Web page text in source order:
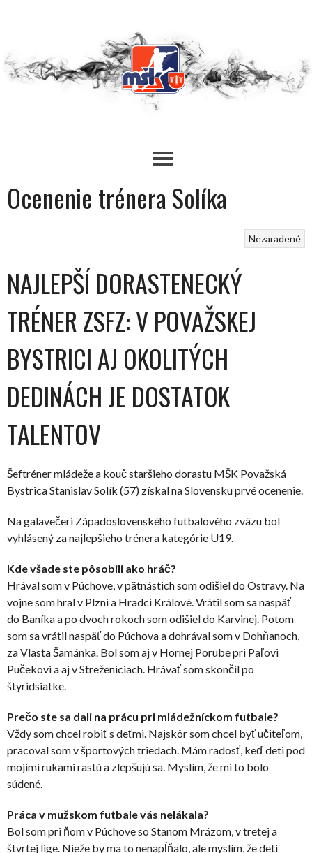
Ocenenie trénera Solíka
Nezaradené
NAJLEPŠÍ DORASTENECKÝ
TRÉNER ZSFZ: V POVAŽSKEJ
BYSTRICI AJ OKOLITÝCH
DEDINÁCH JE DOSTATOK
TALENTOV
Šeftréner mládeže a kouč staršieho dorastu MŠK Považská
Bystrica Stanislav Solík (57) získal na Slovensku prvé ocenenie.
Na galavečeri Západoslovenského futbalového zväzu bol
vyhlásený za najlepšieho trénera kategórie U19.
Kde všade ste pôsobili ako hráč?
Hrával som v Púchove, v pätnástich som odišiel do Ostravy. Na
vojne som hral v Plzni a Hradci Králové. Vrátil som sa naspäť
do Baníka a po dvoch rokoch som odišiel do Karvinej. Potom
som sa vrátil naspäť do Púchova a dohrával som v Dohňanoch,
za Vlasta Šamánka. Bol som aj v Hornej Porube pri Paľovi
Pučekovi a aj v Streženiciach. Hrávať som skončil po
štyridsiatke.
Prečo ste sa dali na prácu pri mládežníckom futbale?
Vždy som chcel robiť s deťmi. Najskôr som chcel byť učiteľom,
pracoval som v športových triedach. Mám radosť, keď deti pod
mojimi rukami rastú a zlepšujú sa. Myslím, že mi to bolo
súdené.
Práca v mužskom futbale vás nelákala?
Bol som pri ňom v Púchove so Stanom Mrázom, v tretej a
štvrtej lige. Nieže by ma to nenapĺňalo, ale myslím, že deti